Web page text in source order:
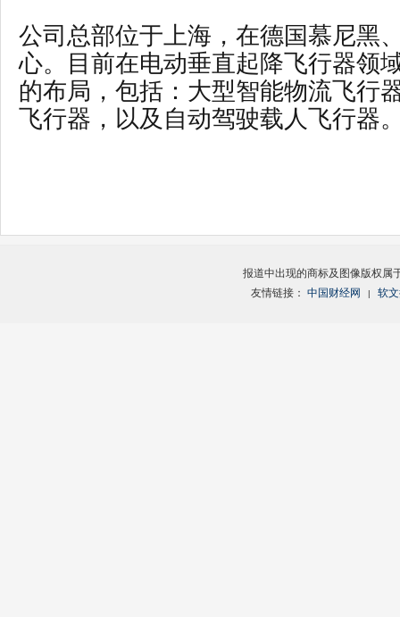
公司总部位于上海，在德国慕尼黑
心。目前在电动垂直起降飞行器领
的布局，包括：大型智能物流飞行
飞行器，以及自动驾驶载人飞行器
报道中出现的商标及图像版权属
友情链接： 中国财经网 | 软